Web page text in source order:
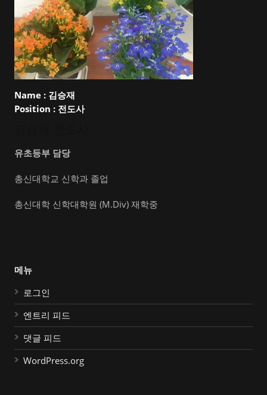
Name : 김승재
Position : 전도사
유초등부 담당
총신대학교 신학과 졸업
총신대학 신학대학원 (M.Div) 재학중
메뉴
로그인
엔트리 피드
댓글 피드
WordPress.org